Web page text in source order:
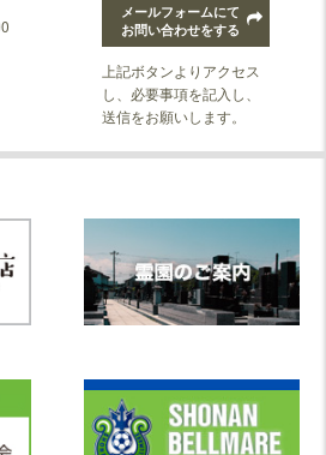
メールフォームにて
お問い合わせをする
上記ボタンよりアクセス
し、必要事項を記入し、
送信をお願いします。